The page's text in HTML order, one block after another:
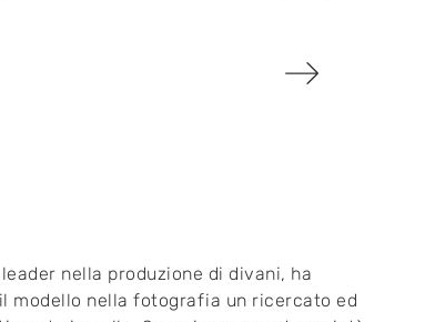
nella produzione di divani, ha
modello nella fotografia un ricercato ed